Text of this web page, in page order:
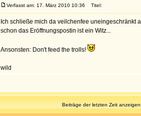
Verfasst am: 17. März 2010 10:36 Titel:
Ich schließe mich da veilchenfee uneingeschränkt
schon das Eröffnungspostin ist ein Witz...
Ansonsten: Don't feed the trolls!
wild
Beiträge der letzten Zeit